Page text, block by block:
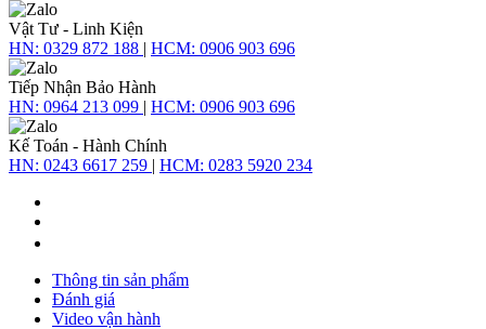
Vật Tư - Linh Kiện
HN: 0329 872 188 | HCM: 0906 903 696
Tiếp Nhận Bảo Hành
HN: 0964 213 099 | HCM: 0906 903 696
Kế Toán - Hành Chính
HN: 0243 6617 259 | HCM: 0283 5920 234
Thông tin sản phẩm
Đánh giá
Video vận hành